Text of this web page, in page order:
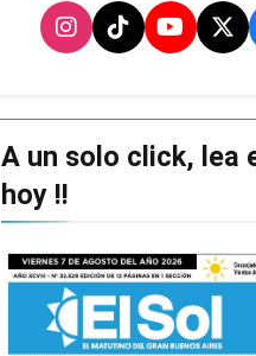
A un solo click, lea
hoy !!